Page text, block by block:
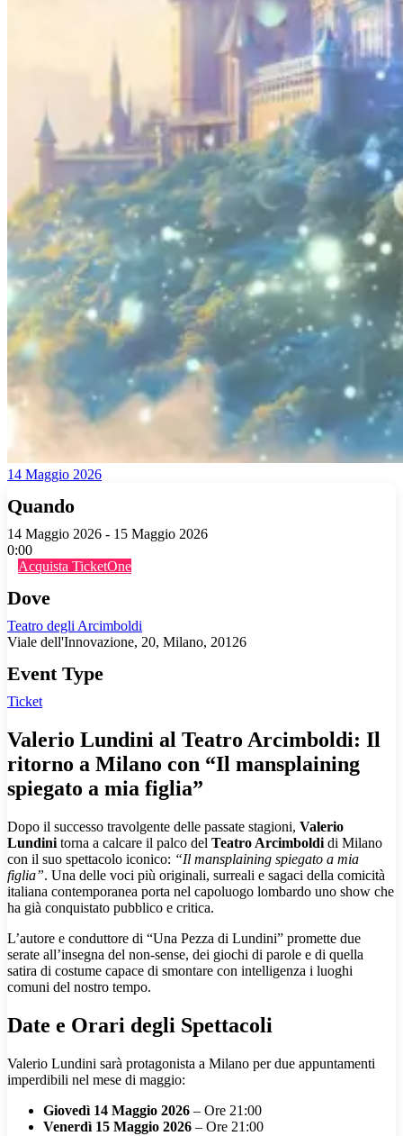
14 Maggio 2026
Quando
14 Maggio 2026 - 15 Maggio 2026
0:00
Acquista TicketOne
Dove
Teatro degli Arcimboldi
Viale dell'Innovazione, 20, Milano, 20126
Event Type
Ticket
Valerio Lundini al Teatro Arcimboldi: Il
ritorno a Milano con “Il mansplaining
spiegato a mia figlia”
Dopo il successo travolgente delle passate stagioni, Valerio
Lundini torna a calcare il palco del Teatro Arcimboldi di Milano
con il suo spettacolo iconico: “Il mansplaining spiegato a mia
figlia”. Una delle voci più originali, surreali e sagaci della comicità
italiana contemporanea porta nel capoluogo lombardo uno show che
ha già conquistato pubblico e critica.
L’autore e conduttore di “Una Pezza di Lundini” promette due
serate all’insegna del non-sense, dei giochi di parole e di quella
satira di costume capace di smontare con intelligenza i luoghi
comuni del nostro tempo.
Date e Orari degli Spettacoli
Valerio Lundini sarà protagonista a Milano per due appuntamenti
imperdibili nel mese di maggio:
Giovedì 14 Maggio 2026 – Ore 21:00
Venerdì 15 Maggio 2026 – Ore 21:00